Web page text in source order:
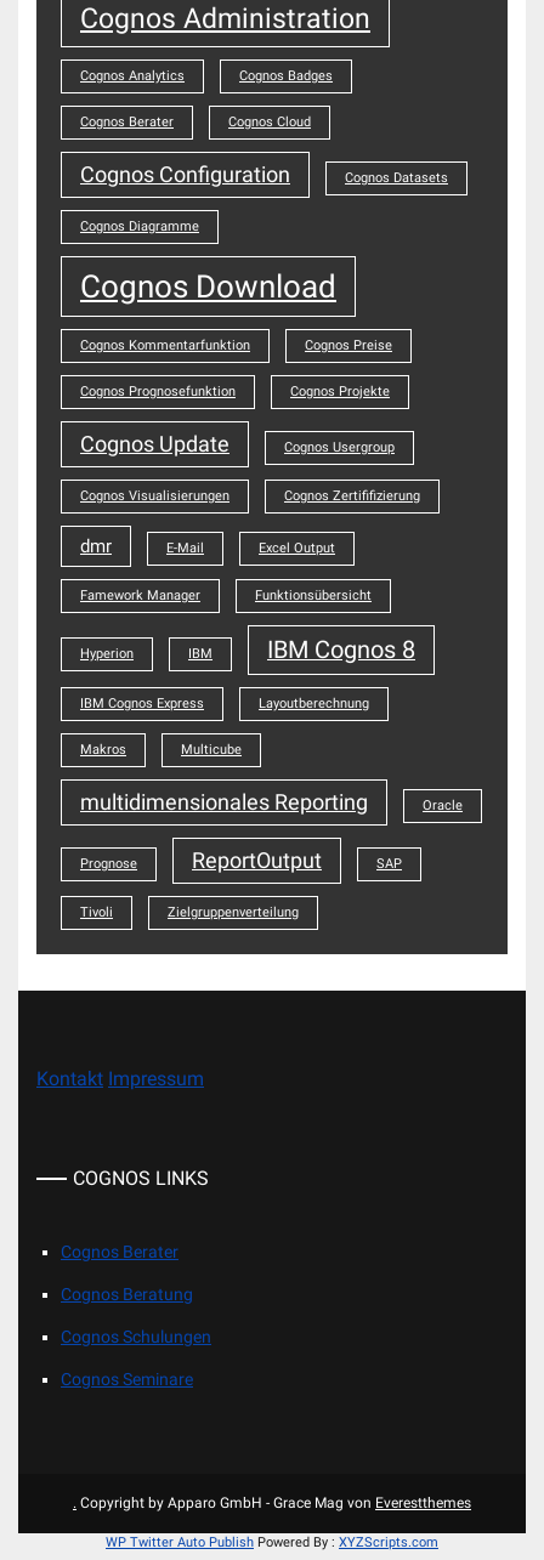
Cognos Administration
Cognos Analytics Cognos Badges
Cognos Berater Cognos Cloud
Cognos Configuration Cognos Datasets
Cognos Diagramme
Cognos Download
Cognos Kommentarfunktion Cognos Preise
Cognos Prognosefunktion Cognos Projekte
Cognos Update Cognos Usergroup
Cognos Visualisierungen Cognos Zertififizierung
dmr E-Mail Excel Output
Famework Manager Funktionsübersicht
Hyperion IBM IBM Cognos 8
IBM Cognos Express Layoutberechnung
Makros Multicube
multidimensionales Reporting Oracle
Prognose ReportOutput SAP
Tivoli Zielgruppenverteilung
Kontakt Impressum
COGNOS LINKS
Cognos Berater
Cognos Beratung
Cognos Schulungen
Cognos Seminare
. Copyright by Apparo GmbH - Grace Mag von Everestthemes
WP Twitter Auto Publish Powered By : XYZScripts.com